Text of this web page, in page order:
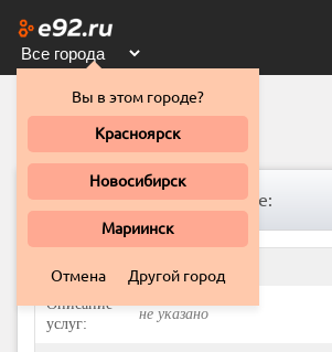
Вы в этом городе?
Красноярск
Новосибирск
Мариинск
Отмена Другой город
АВТОПИЛОТ
Информация о Автосервисе:
Название: АВТОПИЛОТ
Описание
услуг:
не указано